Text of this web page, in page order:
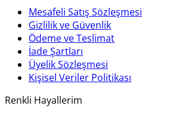
Mesafeli Satış Sözleşmesi
Gizlilik ve Güvenlik
Ödeme ve Teslimat
İade Şartları
Üyelik Sözleşmesi
Kişisel Veriler Politikası
Renkli Hayallerim